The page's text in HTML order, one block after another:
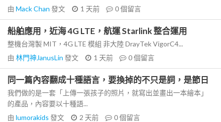
由 Mack Chan 發文 1 天前 0個留言
船舶應用，近海 4G LTE，航運 Starlink 整合運用
整機台灣製 MIT，4G LTE 模組 非大陸 DrayTek VigorC4...
由 林門神JanusLin 發文 1 天前 0個留言
同一篇內容翻成十種語言，要換掉的不只是詞，是節日
我們做的是一套「上傳一張孩子的照片，就寫出並畫出一本繪本」
的產品，內容要以十種語...
由 lumorakids 發文 2 天前 0個留言